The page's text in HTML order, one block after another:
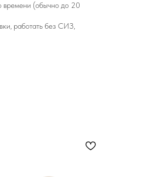
времени (обычно до 20
работать без СИЗ,